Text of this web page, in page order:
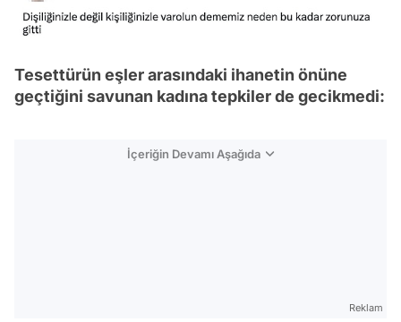
Tesettürün eşler arasındaki ihanetin önüne
geçtiğini savunan kadına tepkiler de gecikmedi:
İçeriğin Devamı Aşağıda
Reklam